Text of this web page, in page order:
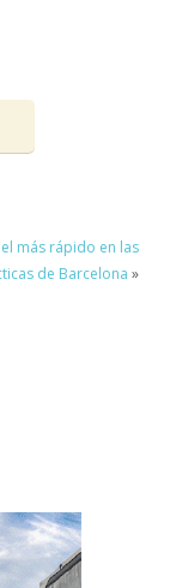
más rápido en las
de Barcelona »